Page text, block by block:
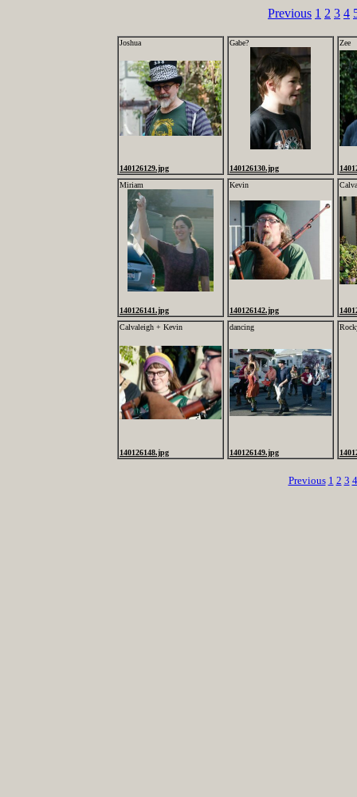
Previous 1 2 3 4
Joshua
140126129.jpg
Gabe?
140126130.jpg
Zee
Miriam
140126141.jpg
Kevin
140126142.jpg
Calvaleigh + Kevin
140126148.jpg
dancing
140126149.jpg
Previous 1 2 3 4